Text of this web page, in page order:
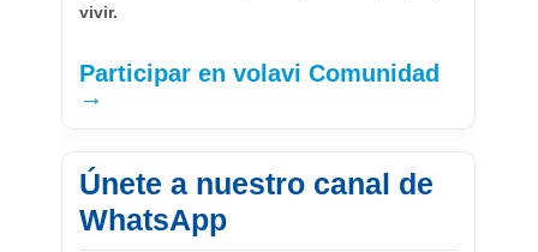
vivir.
Participar en volavi Comunidad
→
Únete a nuestro canal de
WhatsApp